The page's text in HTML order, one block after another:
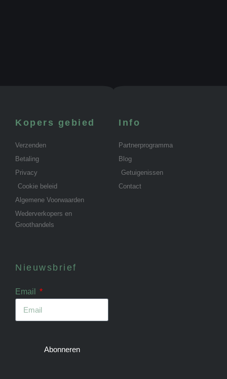
Kopers gebied
Verzenden
Betaling
Privacy
Cookie beleid
Algemene Voorwaarden
Wederverkopers en
Groothandels
Info
Partnerprogramma
Blog
Getuigenissen
Contact
Nieuwsbrief
Email
Abonneren